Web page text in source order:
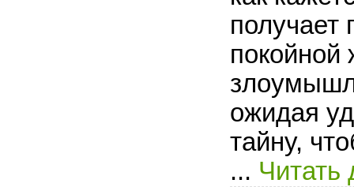
получает
ожидая
тайну,
... Читать